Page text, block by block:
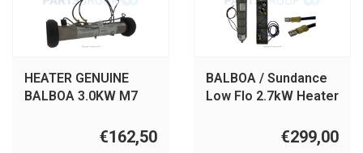
HEATER GENUINE
BALBOA 3.0KW M7
€162,50
BALBOA / Sundance
Low Flo 2.7kW Heater
€299,00